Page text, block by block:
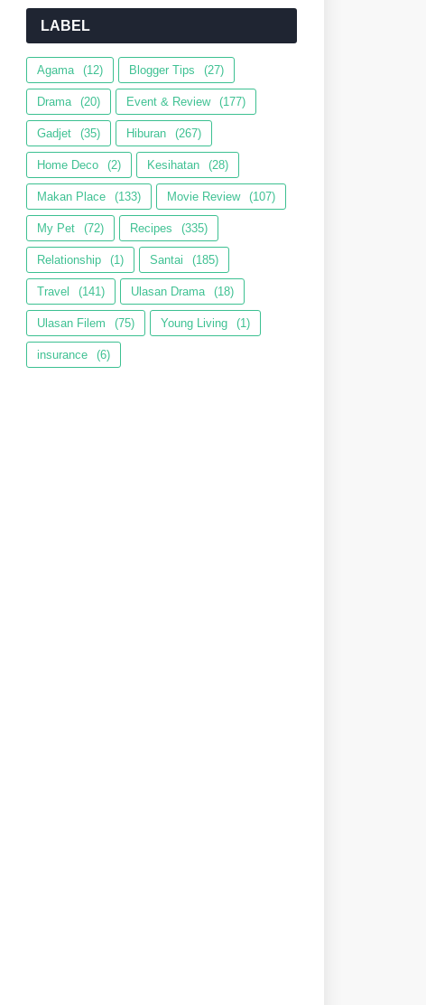
LABEL
Agama (12) Blogger Tips (27)
Drama (20) Event & Review (177)
Gadjet (35) Hiburan (267)
Home Deco (2) Kesihatan (28)
Makan Place (133) Movie Review (107)
My Pet (72) Recipes (335)
Relationship (1) Santai (185)
Travel (141) Ulasan Drama (18)
Ulasan Filem (75) Young Living (1)
insurance (6)